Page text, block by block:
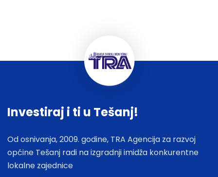
Investiraj i ti u Tešanj!
Od osnivanja, 2009. godine, TRA Agencija za razvoj
općine Tešanj radi na izgradnji imidža konkurentne
lokalne zajednice